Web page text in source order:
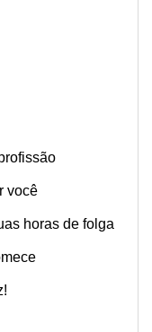
você
horas de folga